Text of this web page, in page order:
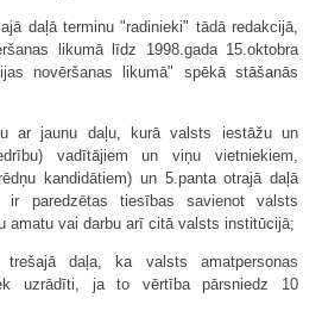
daļā terminu "radinieki" tādā redakcijā,
likumā līdz 1998.gada 15.oktobra
novēršanas likumā" spēkā stāšanās
ar jaunu daļu, kurā valsts iestāžu un
vadītājiem un viņu vietniekiem,
kandidātiem) un 5.panta otrajā daļā
ir paredzētas tiesības savienot valsts
amatu vai darbu arī citā valsts institūcijā;
daļa, ka valsts amatpersonas
uzrādīti, ja to vērtība pārsniedz 10